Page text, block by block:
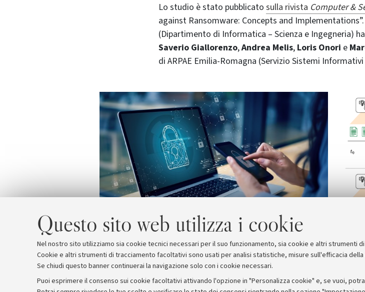
Questo sito web utilizza i cookie
Nel nostro sito utilizziamo sia cookie tecnici necessari per il suo funzionamento, sia cookie e altri strumenti
Cookie e altri strumenti di tracciamento facoltativi sono usati per analisi statistiche, misure sull'efficacia
Se chiudi questo banner continuerai la navigazione solo con i cookie necessari.
Puoi esprimere il consenso sui cookie facoltativi attivando l'opzione in "Personalizza cookie" e, se vuoi,
Lo studio è stato pubblicato sulla rivista Computer &
against Ransomware: Concepts and
(Dipartimento di Informatica – Scienza e Ingegneria)
Saverio Giallorenzo,Andrea Melis, Loris Onori e
di ARPAE Emilia-Romagna (Servizio Sistemi